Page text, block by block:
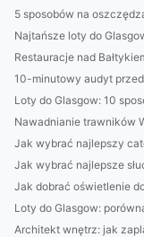
5 sposobów na
Najtańsze loty do
Restauracje nad
10-minutowy audyt
Loty do Glasgow: 10
Nawadnianie trawników
Jak wybrać najlepszy
Jak wybrać najlepsze
Jak dobrać oświetlenie
Loty do Glasgow:
Architekt wnętrz: jak